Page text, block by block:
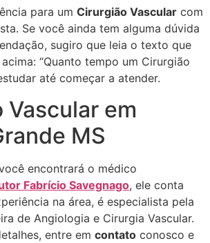
para um Cirurgião Vascular com
Se você ainda tem alguma dúvida
sugiro que leia o texto que
“Quanto tempo um Cirurgião
até começar a atender.
Vascular em
MS
encontrará o médico
Fabrício Savegnago, ele conta
na área, é especialista pela
de Angiologia e Cirurgia Vascular.
entre em contato conosco e